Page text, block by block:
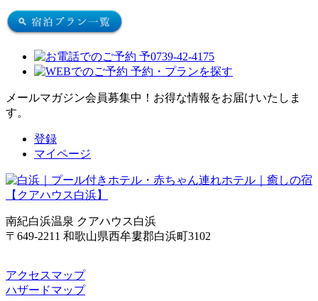
メールマガジン会員募集中！ お得な情報をお届けいたしま
す。
登録
マイページ
南紀白浜温泉 クアハウス白浜
〒649-2211 和歌山県西牟婁郡白浜町3102
アクセスマップ
ハザードマップ